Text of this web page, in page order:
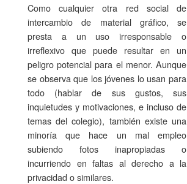
Como cualquier otra red social de
intercambio de material gráfico, se
presta a un uso irresponsable o
irreflexivo que puede resultar en un
peligro potencial para el menor. Aunque
se observa que los jóvenes lo usan para
todo (hablar de sus gustos, sus
inquietudes y motivaciones, e incluso de
temas del colegio), también existe una
minoría que hace un mal empleo
subiendo fotos inapropiadas o
incurriendo en faltas al derecho a la
privacidad o similares.